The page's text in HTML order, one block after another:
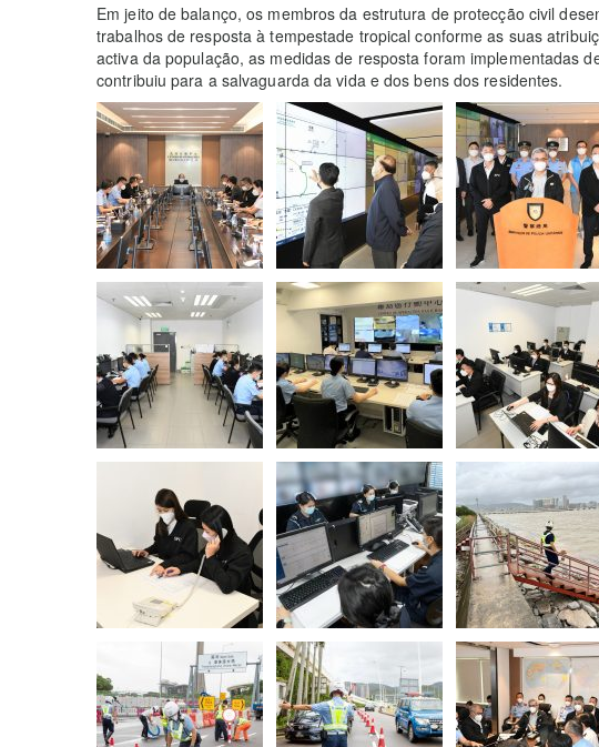
Em jeito de balanço, os membros da estrutura de protecção civil
trabalhos de resposta à tempestade tropical conforme as suas
activa da população, as medidas de resposta foram implementadas
contribuiu para a salvaguarda da vida e dos bens dos residentes.